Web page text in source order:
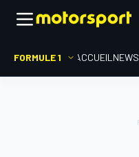
FORMULE 1 ACCUEIL NEWS